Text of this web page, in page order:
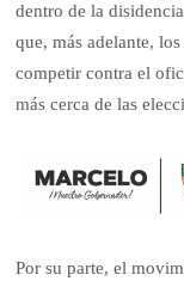
dentro de la
que, más adelante,
competir contra el
más cerca de las
Por su parte, el